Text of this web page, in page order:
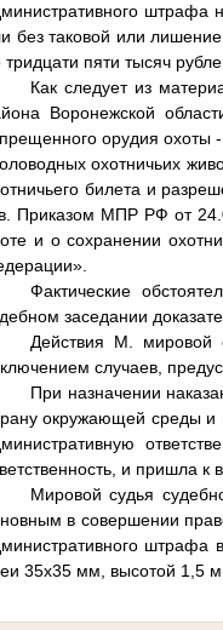
штрафа
без таковой или
тридцати пяти тысяч
Как следует из
Воронежской
орудия охоты
охотничьих
билета и
Приказом МПР РФ от
и о сохранении
Фактические
заседании
Действия М. мировой
случаев,
При назначении
окружающей среды и
и пришла
Мировой судья
в совершении
штрафа
35x35 мм, высотой 1,5